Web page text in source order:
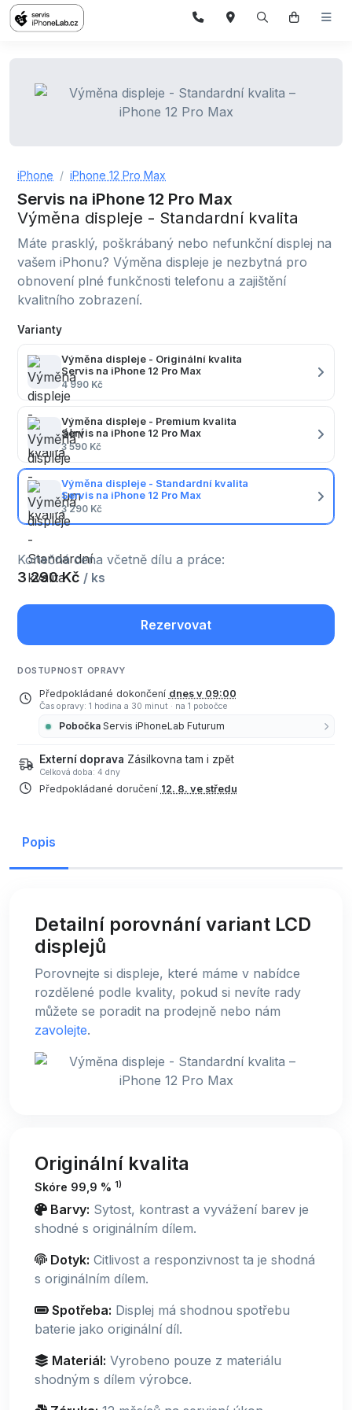
iPhone iPhone 12 Pro Max
Servis na iPhone 12 Pro Max
Výměna displeje - Standardní kvalita
Máte prasklý, poškrábaný nebo nefunkční displej na
vašem iPhonu? Výměna displeje je nezbytná pro
obnovení plné funkčnosti telefonu a zajištění
kvalitního zobrazení.
Varianty
Výměna displeje - Originální kvalita
Servis na iPhone 12 Pro Max
4 990 Kč
Výměna displeje - Premium kvalita
Servis na iPhone 12 Pro Max
3 590 Kč
Výměna displeje - Standardní kvalita
Servis na iPhone 12 Pro Max
3 290 Kč
Konečná cena včetně dílu a práce:
3 290 Kč / ks
Rezervovat
DOSTUPNOST OPRAVY
Předpokládané dokončení dnes v 09:00
Čas opravy: 1 hodina a 30 minut · na 1 pobočce
Pobočka Servis iPhoneLab Futurum
Externí doprava Zásilkovna tam i zpět
Celková doba: 4 dny
Předpokládané doručení 12. 8. ve středu
Popis
Detailní porovnání variant LCD
displejů
Porovnejte si displeje, které máme v nabídce
rozdělené podle kvality, pokud si nevíte rady
můžete se poradit na prodejně nebo nám
zavolejte.
Originální kvalita
Skóre 99,9 % 1)
Barvy: Sytost, kontrast a vyvážení barev je
shodné s originálním dílem.
Dotyk: Citlivost a responzivnost ta je shodná
s originálním dílem.
Spotřeba: Displej má shodnou spotřebu
baterie jako originální díl.
Materiál: Vyrobeno pouze z materiálu
shodným s dílem výrobce.